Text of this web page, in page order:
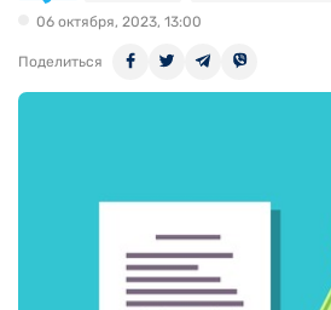
06 октября, 2023, 13:00
Поделиться